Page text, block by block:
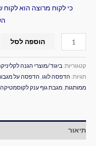
כי לקוח מרוצה הוא
הוספה לסל
קטגוריות: ביגוד/מוצרי הגנה
תגיות: הדפסה לוגו, הדפסה על
ממותגות,מגבת גוף ענק לקוסמטיקה
תיאור